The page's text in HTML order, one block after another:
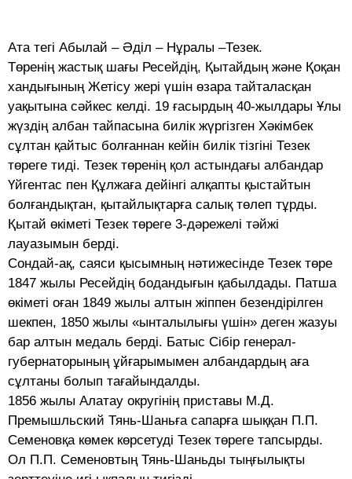
Ата тегі Абылай – Әділ – Нұралы –Тезек.
Төренің жастық шағы Ресейдің, Қытайдың және Қоқан
хандығының Жетісу жері үшін өзара тайталасқан
уақытына сәйкес келді. 19 ғасырдың 40-жылдары Ұлы
жүздің албан тайпасына билік жүргізген Хәкімбек
сұлтан қайтыс болғаннан кейін билік тізгіні Тезек
төреге тиді. Тезек төренің қол астындағы албандар
Үйгентас пен Құлжаға дейінгі алқапты қыстайтын
болғандықтан, қытайлықтарға салық төлеп тұрды.
Қытай өкіметі Тезек төреге 3-дәрежелі тәйжі
лауазымын берді.
Сондай-ақ, саяси қысымның нәтижесінде Тезек төре
1847 жылы Ресейдің бодандығын қабылдады. Патша
өкіметі оған 1849 жылы алтын жіппен безендірілген
шекпен, 1850 жылы «ынталылығы үшін» деген жазуы
бар алтын медаль берді. Батыс Сібір генерал-
губернаторының ұйғарымымен албандардың аға
сұлтаны болып тағайындалды.
1856 жылы Алатау округінің приставы М.Д.
Премышльский Тянь-Шаньға сапарға шыққан П.П.
Семеновқа көмек көрсетуді Тезек төреге тапсырды.
Ол П.П. Семеновтың Тянь-Шаньды тыңғылықты